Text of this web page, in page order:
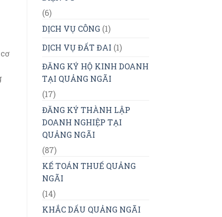
(6)
DỊCH VỤ CÔNG (1)
DỊCH VỤ ĐẤT ĐAI (1)
ĐĂNG KÝ HỘ KINH DOANH
TẠI QUẢNG NGÃI
(17)
ĐĂNG KÝ THÀNH LẬP
DOANH NGHIỆP TẠI
QUẢNG NGÃI
(87)
KẾ TOÁN THUẾ QUẢNG
NGÃI
(14)
KHẮC DẤU QUẢNG NGÃI